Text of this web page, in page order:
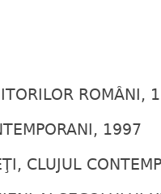
ROMÂNI,
1997
CLUJUL